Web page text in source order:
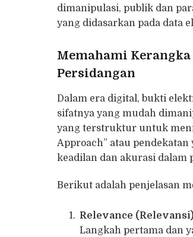
dimanipulasi, publik dan
yang didasarkan pada data
Memahami
Persidangan
Dalam era digital, bukti
sifatnya yang mudah
yang terstruktur untuk
Approach” atau
keadilan dan akurasi dalam
Berikut adalah penjelasan
Relevance
Langkah pertama dan